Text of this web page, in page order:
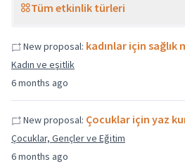
Tüm etkinlik türleri
6 months ago
New proposal: kadınlar için sağlık
Kadın ve eşitlik
6 months ago
New proposal: Çocuklar için yaz
Çocuklar, Gençler ve Eğitim